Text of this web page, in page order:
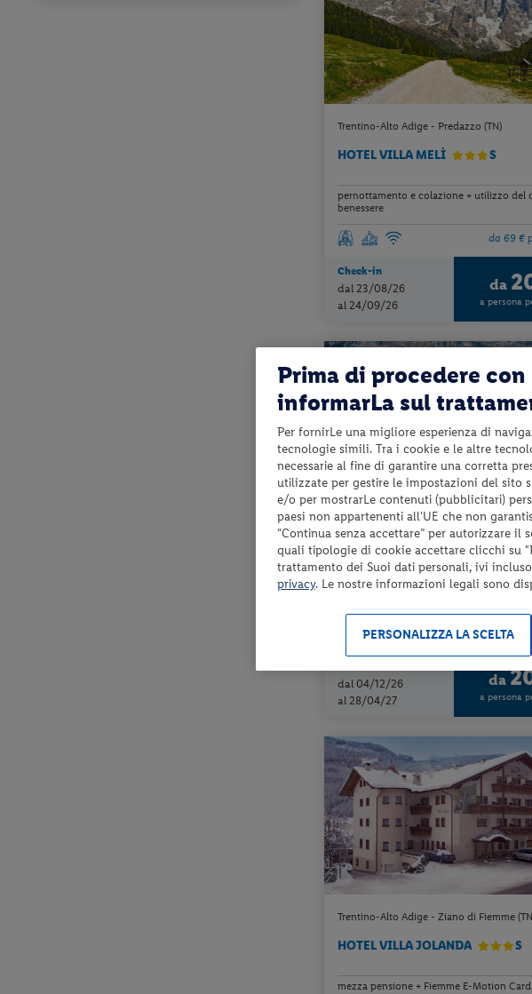
Trentino-Alto Adige - Predazzo (TN)
HOTEL VILLA MELÌ S
pernottamento e colazione + utilizzo del
benessere
da 69 €
Check-in
dal 23/08/26
al 24/09/26
da
a persona
Trentino-Alto Adige - Campo Tures (BZ)
HOTEL MAIR
mezza pensione + utilizzo dell’area
da 70 €
dal 04/12/26
al 28/04/27
da
a persona
Trentino-Alto Adige - Ziano di Fiemme
HOTEL VILLA JOLANDA S
mezza pensione + Fiemme E-Motion Card
Prima di procedere
informarLa sul
Per fornirLe una migliore esperienza di
tecnologie simili. Tra i cookie e le altre
necessarie al fine di garantire una corretta
utilizzate per gestire le impostazioni del sito
e/o per mostrarLe contenuti (pubblicitari)
paesi non appartenenti all'UE che non
“Continua senza accettare” per autorizzare
quali tipologie di cookie accettare clicchi su
trattamento dei Suoi dati personali, ivi
privacy. Le nostre informazioni legali sono
PERSONALIZZA LA SCELTA